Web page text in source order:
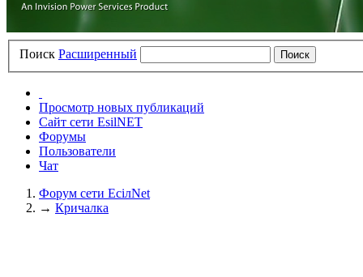
Поиск Расширенный
Просмотр новых публикаций
Сайт сети EsilNET
Форумы
Пользователи
Чат
Форум сети EciлNet
→ Кричалка